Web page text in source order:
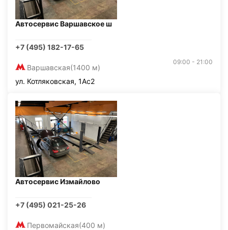
Автосервис Варшавское ш
+7 (495) 182-17-65
Варшавская(1400 м)
09:00 - 21:00
ул. Котляковская, 1Ас2
Автосервис Измайлово
+7 (495) 021-25-26
Первомайская(400 м)